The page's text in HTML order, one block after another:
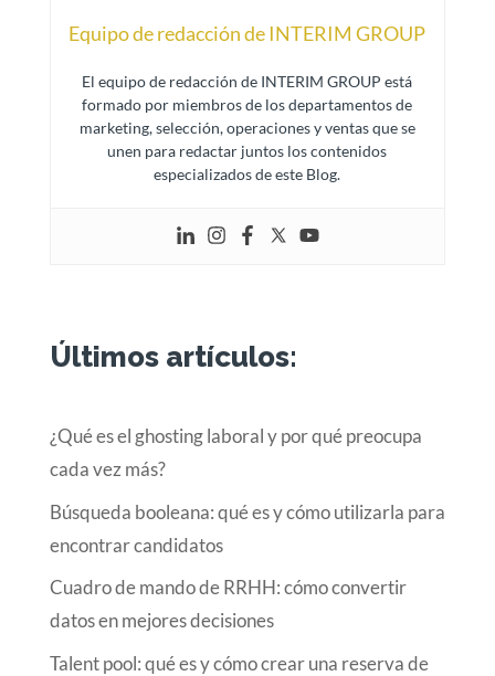
Equipo de redacción de INTERIM GROUP
El equipo de redacción de INTERIM GROUP está
formado por miembros de los departamentos de
marketing, selección, operaciones y ventas que se
unen para redactar juntos los contenidos
especializados de este Blog.
Últimos artículos:
¿Qué es el ghosting laboral y por qué preocupa
cada vez más?
Búsqueda booleana: qué es y cómo utilizarla para
encontrar candidatos
Cuadro de mando de RRHH: cómo convertir
datos en mejores decisiones
Talent pool: qué es y cómo crear una reserva de